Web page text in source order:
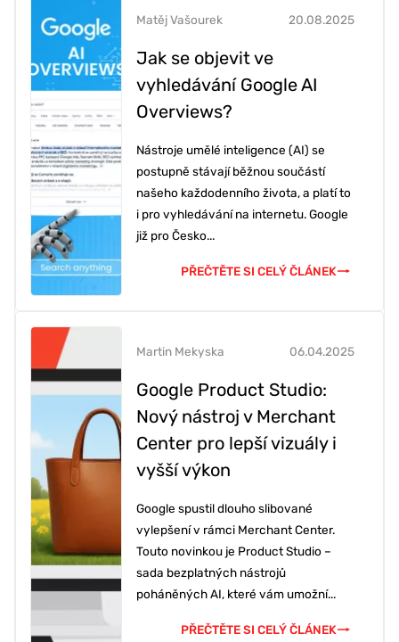
Jak se objevit ve
vyhledávání Google AI
Overviews?
20.08.2025
Matěj Vašourek
Nástroje umělé inteligence (AI) se
postupně stávají běžnou součástí
našeho každodenního života, a platí to
i pro vyhledávání na internetu. Google
již pro Česko...
PŘEČTĚTE SI CELÝ ČLÁNEK
Google Product Studio:
Nový nástroj v Merchant
Center pro lepší vizuály i
vyšší výkon
06.04.2025
Martin Mekyska
Google spustil dlouho slibované
vylepšení v rámci Merchant Center.
Touto novinkou je Product Studio –
sada bezplatných nástrojů
poháněných AI, které vám umožní...
PŘEČTĚTE SI CELÝ ČLÁNEK